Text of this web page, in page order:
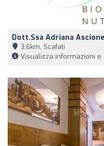
Dott.ssa Adriana Ascione
3,6km, Scafati
Visualizza informazioni e